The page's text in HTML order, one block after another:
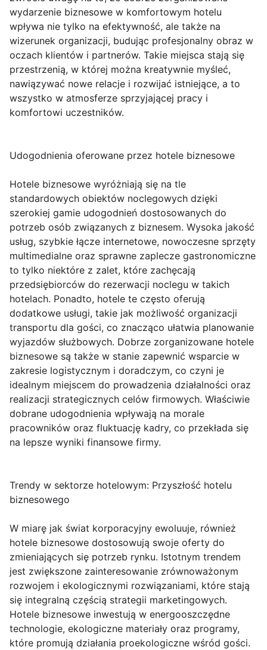
wydarzenie biznesowe w komfortowym hotelu
wpływa nie tylko na efektywność, ale także na
wizerunek organizacji, budując profesjonalny obraz w
oczach klientów i partnerów. Takie miejsca stają się
przestrzenią, w której można kreatywnie myśleć,
nawiązywać nowe relacje i rozwijać istniejące, a to
wszystko w atmosferze sprzyjającej pracy i
komfortowi uczestników.
Udogodnienia oferowane przez hotele biznesowe
Hotele biznesowe wyróżniają się na tle
standardowych obiektów noclegowych dzięki
szerokiej gamie udogodnień dostosowanych do
potrzeb osób związanych z biznesem. Wysoka jakość
usług, szybkie łącze internetowe, nowoczesne sprzęty
multimedialne oraz sprawne zaplecze gastronomiczne
to tylko niektóre z zalet, które zachęcają
przedsiębiorców do rezerwacji noclegu w takich
hotelach. Ponadto, hotele te często oferują
dodatkowe usługi, takie jak możliwość organizacji
transportu dla gości, co znacząco ułatwia planowanie
wyjazdów służbowych. Dobrze zorganizowane hotele
biznesowe są także w stanie zapewnić wsparcie w
zakresie logistycznym i doradczym, co czyni je
idealnym miejscem do prowadzenia działalności oraz
realizacji strategicznych celów firmowych. Właściwie
dobrane udogodnienia wpływają na morale
pracowników oraz fluktuację kadry, co przekłada się
na lepsze wyniki finansowe firmy.
Trendy w sektorze hotelowym: Przyszłość hotelu
biznesowego
W miarę jak świat korporacyjny ewoluuje, również
hotele biznesowe dostosowują swoje oferty do
zmieniających się potrzeb rynku. Istotnym trendem
jest zwiększone zainteresowanie zrównoważonym
rozwojem i ekologicznymi rozwiązaniami, które stają
się integralną częścią strategii marketingowych.
Hotele biznesowe inwestują w energooszczędne
technologie, ekologiczne materiały oraz programy,
które promują działania proekologiczne wśród gości.